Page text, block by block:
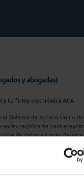
y abogadas)
y tu firma electrónica ACA
Sistema de Acceso Único de
antes registrarte para aceptar
de datos a través de este
Plus